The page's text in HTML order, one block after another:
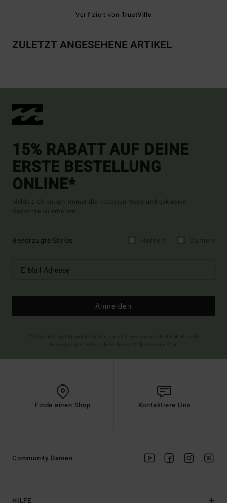
Verifiziert von TrustVille
ZULETZT ANGESEHENE ARTIKEL
15% RABATT AUF DEINE
ERSTE BESTELLUNG
ONLINE*
Melde dich an, um immer die neuesten News und exklusive
Angebote zu erhalten.
Bevorzugte Styles
Anmelden
Finde einen Shop Kontaktiere Uns
HILFE
Community Damen